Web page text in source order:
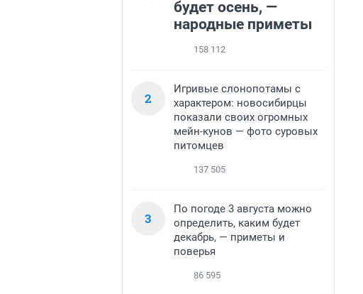
будет осень, —
народные приметы
158 112
2
Игривые слонопотамы с
характером: новосибирцы
показали своих огромных
мейн-кунов — фото суровых
питомцев
137 505
3
По погоде 3 августа можно
определить, каким будет
декабрь, — приметы и
поверья
86 595